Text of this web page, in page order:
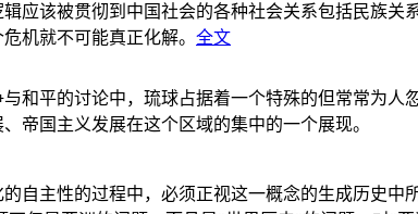
应该被贯彻到中国社会的各种社会关系包括民族
机就不可能真正化解。 全文
和平的讨论中，琉球占据着一个特殊的但常常为
帝国主义发展在这个区域的集中的一个展现。
自主性的过程中，必须正视这一概念的生成历史